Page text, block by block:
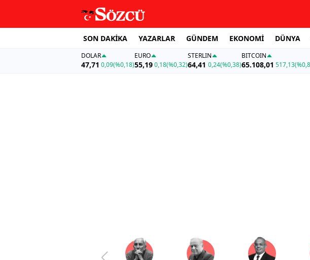
SON DAKİKA YAZARLAR GÜNDEM EKONOMİ DÜNYA
DOLAR
47,71 0,09(%0,18)
EURO
55,19 0,18(%0,32)
STERLIN
64,41 0,24(%0,38)
BITCOIN
65.108,01 517,13